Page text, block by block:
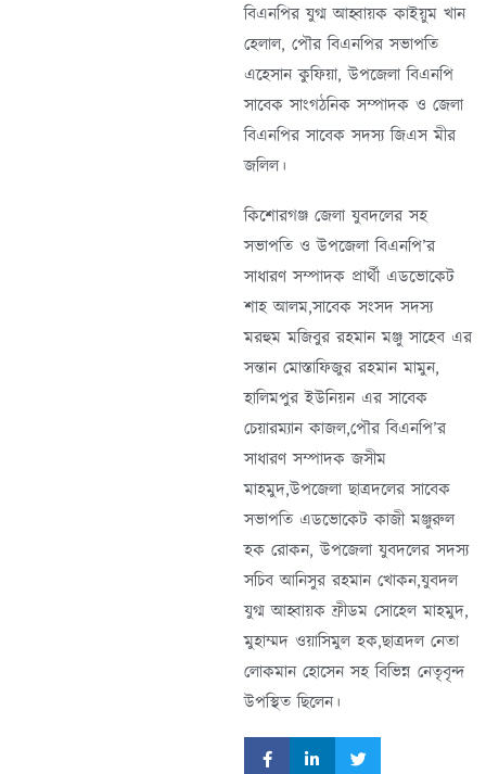
বিএনপির যুগ্ম আহ্বায়ক কাইয়ুম খান
হেলাল, পৌর বিএনপির সভাপতি
এহেসান কুফিয়া, উপজেলা বিএনপি
সাবেক সাংগঠনিক সম্পাদক ও জেলা
বিএনপির সাবেক সদস্য জিএস মীর
জলিল।
কিশোরগঞ্জ জেলা যুবদলের সহ
সভাপতি ও উপজেলা বিএনপি’র
সাধারণ সম্পাদক প্রার্থী এডভোকেট
শাহ আলম,সাবেক সংসদ সদস্য
মরহুম মজিবুর রহমান মঞ্জু সাহেব এর
সন্তান মোস্তাফিজুর রহমান মামুন,
হালিমপুর ইউনিয়ন এর সাবেক
চেয়ারম্যান কাজল,পৌর বিএনপি’র
সাধারণ সম্পাদক জসীম
মাহমুদ,উপজেলা ছাত্রদলের সাবেক
সভাপতি এডভোকেট কাজী মঞ্জুরুল
হক রোকন, উপজেলা যুবদলের সদস্য
সচিব আনিসুর রহমান খোকন,যুবদল
যুগ্ম আহ্বায়ক ফ্রীডম সোহেল মাহমুদ,
মুহাম্মদ ওয়াসিমুল হক,ছাত্রদল নেতা
লোকমান হোসেন সহ বিভিন্ন নেতৃবৃন্দ
উপস্থিত ছিলেন।